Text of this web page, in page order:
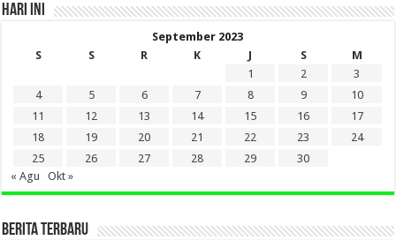
HARI INI
September 2023
S
S R K J S
M
1
2
3
4
5 6 7 8 9
10
11
12 13 14 15 16
17
18
19 20 21 22 23
24
25
26 27 28 29
30
« Agu
Okt »
BERITA TERBARU